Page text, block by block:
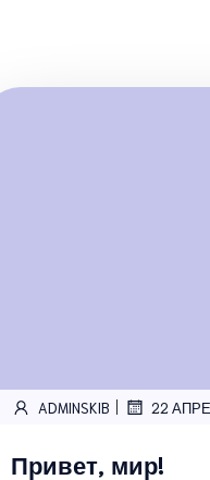
ADMINSKIB 22
Привет, мир!